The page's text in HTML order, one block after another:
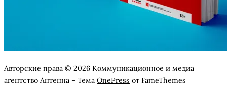
Авторские права © 2026 Коммуникационное и медиа
агентство Антенна – Тема OnePress от FameThemes